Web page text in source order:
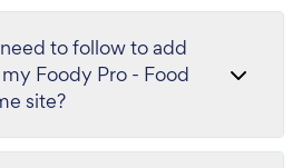
to follow to add
Foody Pro - Food
site?